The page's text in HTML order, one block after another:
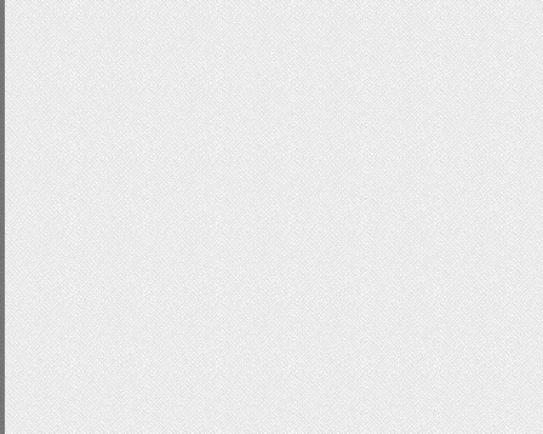
height: auto;
}